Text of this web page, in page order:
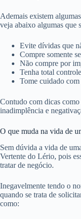
Ademais existem
veja abaixo algumas que
Evite dívidas que
Compre somente
Não compre por
Tenha total
Tome cuidado
Contudo com dicas
inadimplência e
O que muda na vida de
Sem dúvida a vida de
Vertente do Lério, pois
tratar de negócio.
Inegavelmente tendo o
quando se trata de
como: